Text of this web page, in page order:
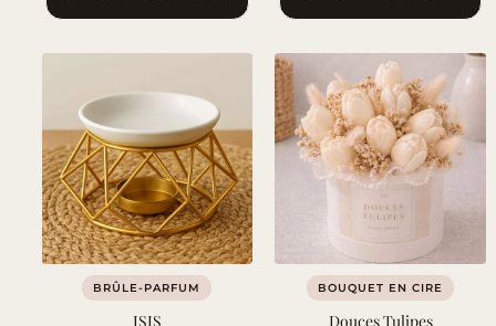
BRÛLE-PARFUM
ISIS
BOUQUET EN CIRE
Douces Tulipes